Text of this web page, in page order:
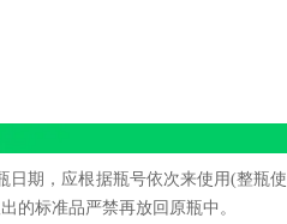
日期，应根据瓶号依次来使用(整
的标准品严禁再放回原瓶中。